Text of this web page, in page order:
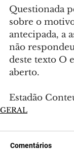
Questionada
sobre o
antecipada, a
não
deste texto O
aberto.
Estadão
GERAL
Comentários